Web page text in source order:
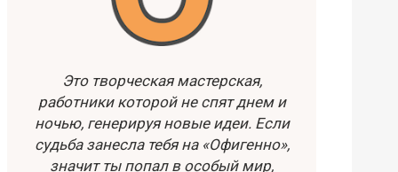
Это творческая мастерская,
работники которой не спят днем и
ночью, генерируя новые идеи. Если
судьба занесла тебя на «Офигенно»,
значит ты попал в особый мир,